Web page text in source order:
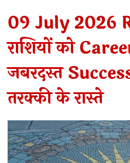
09 July 2026
राशियों को
जबरदस्त
तरक्की के रास्ते